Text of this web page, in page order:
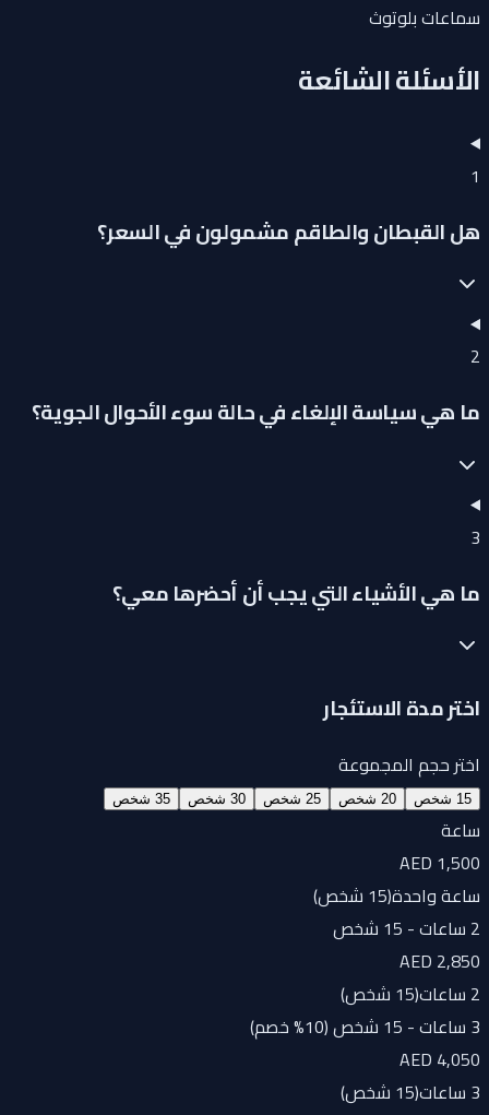
سماعات بلوتوث
الأسئلة الشائعة
هل القبطان والطاقم مشمولون في السعر؟
ما هي سياسة الإلغاء في حالة سوء الأحوال الجوية؟
ما هي الأشياء التي يجب أن أحضرها معي؟
اختر مدة الاستئجار
اختر حجم المجموعة
15 شخص 20 شخص 25 شخص 30 شخص 35 شخص
ساعة
AED 1,500
ساعة واحدة(15 شخص
AED 2,850
(15 شخص
AED 4,050
(15 شخص